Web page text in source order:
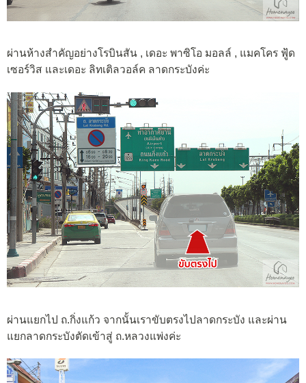
ผ่านห้างสำคัญอย่างโรบินสัน , เดอะ พาซิโอ มอลล์ , แมคโคร ฟู้ด
เซอร์วิส และเดอะ ลิทเติลวอล์ค ลาดกระบังค่ะ
ผ่านแยกไป ถ.กิ่งแก้ว จากนั้นเราขับตรงไปลาดกระบัง และผ่าน
แยกลาดกระบังตัดเข้าสู่ ถ.หลวงแพ่งค่ะ